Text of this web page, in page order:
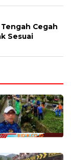
Cegah
Sesuai